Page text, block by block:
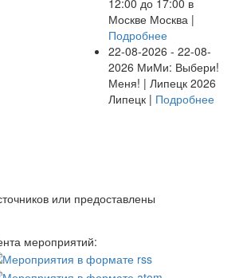
Москве Москва |
Подробнее
22-08-2026 - 22-08-
2026 МиМи: Выбери!
Меня! | Липецк 2026
Липецк | Подробнее
или предоставлены
мероприятий: